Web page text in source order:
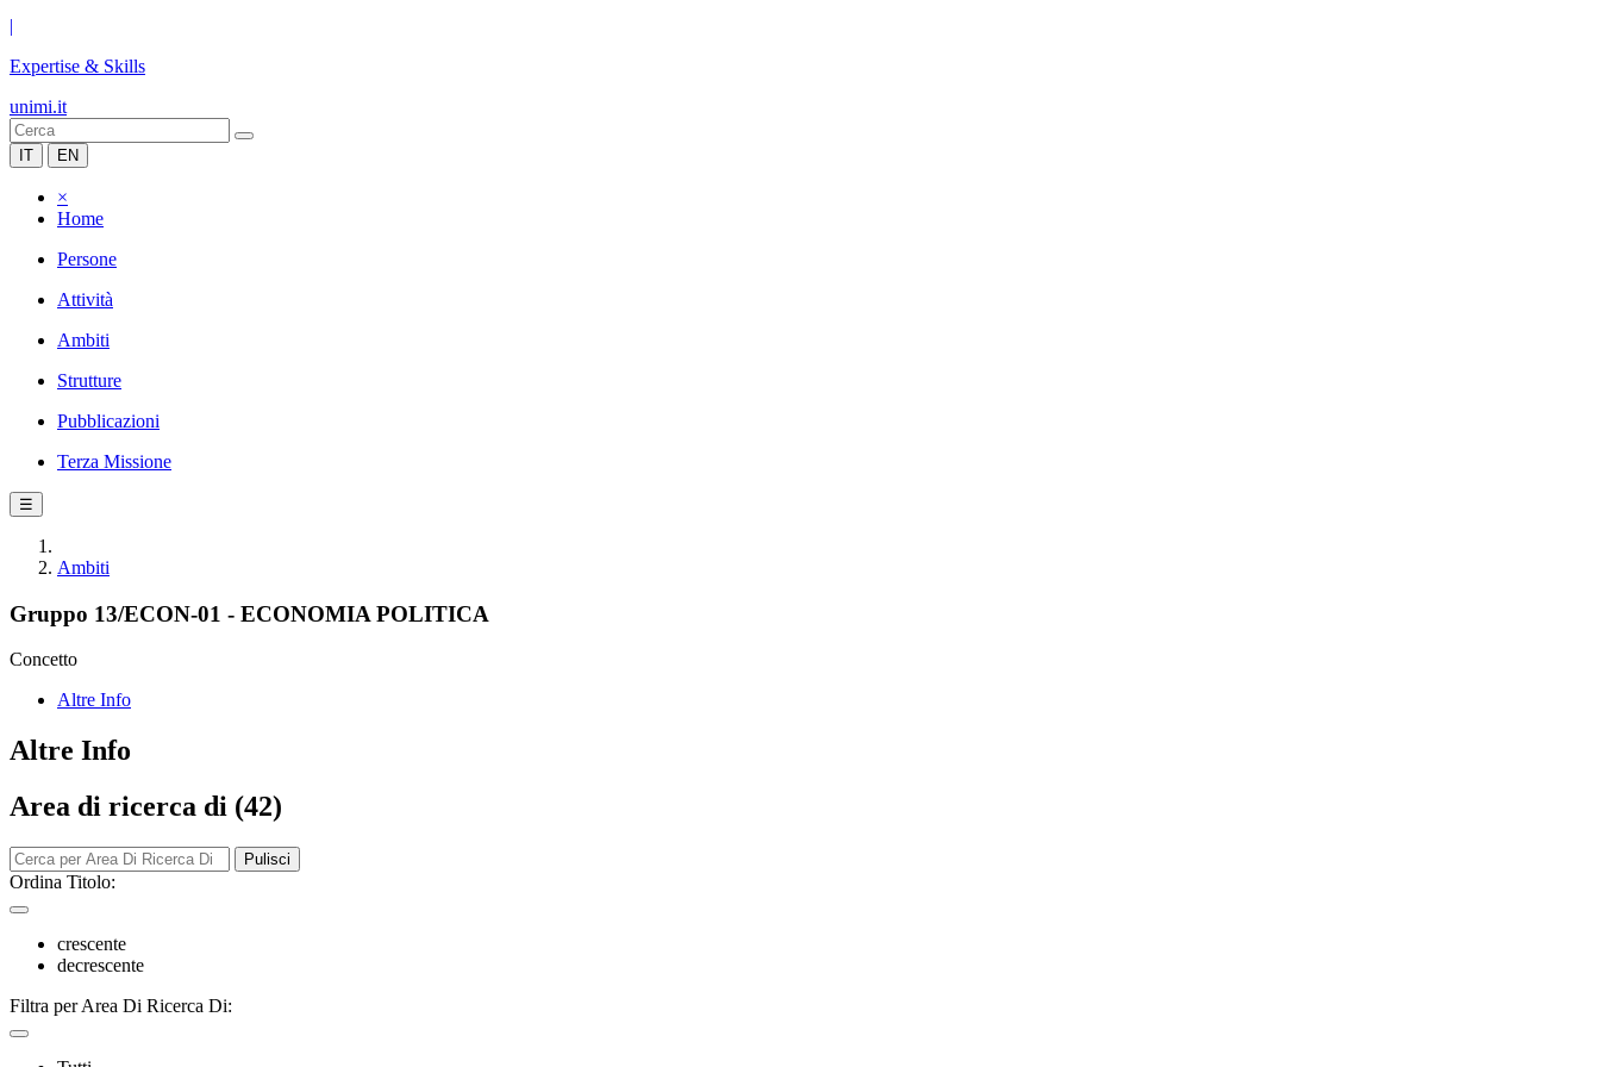
|
Expertise & Skills
unimi.it
IT EN
×
Home
Persone
Attività
Ambiti
Strutture
Pubblicazioni
Terza Missione
☰
Ambiti
Gruppo 13/ECON-01 - ECONOMIA POLITICA
Concetto
Altre Info
Altre Info
Area di ricerca di (42)
Pulisci
Ordina Titolo:
crescente
decrescente
Filtra per Area Di Ricerca Di: